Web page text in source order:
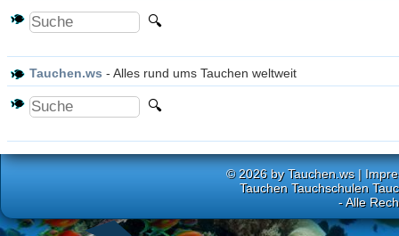
Tauchen.ws - Alles rund ums Tauchen weltweit
© 2026 byTauchen.ws|
Tauchen Tauchschulen
- Alle